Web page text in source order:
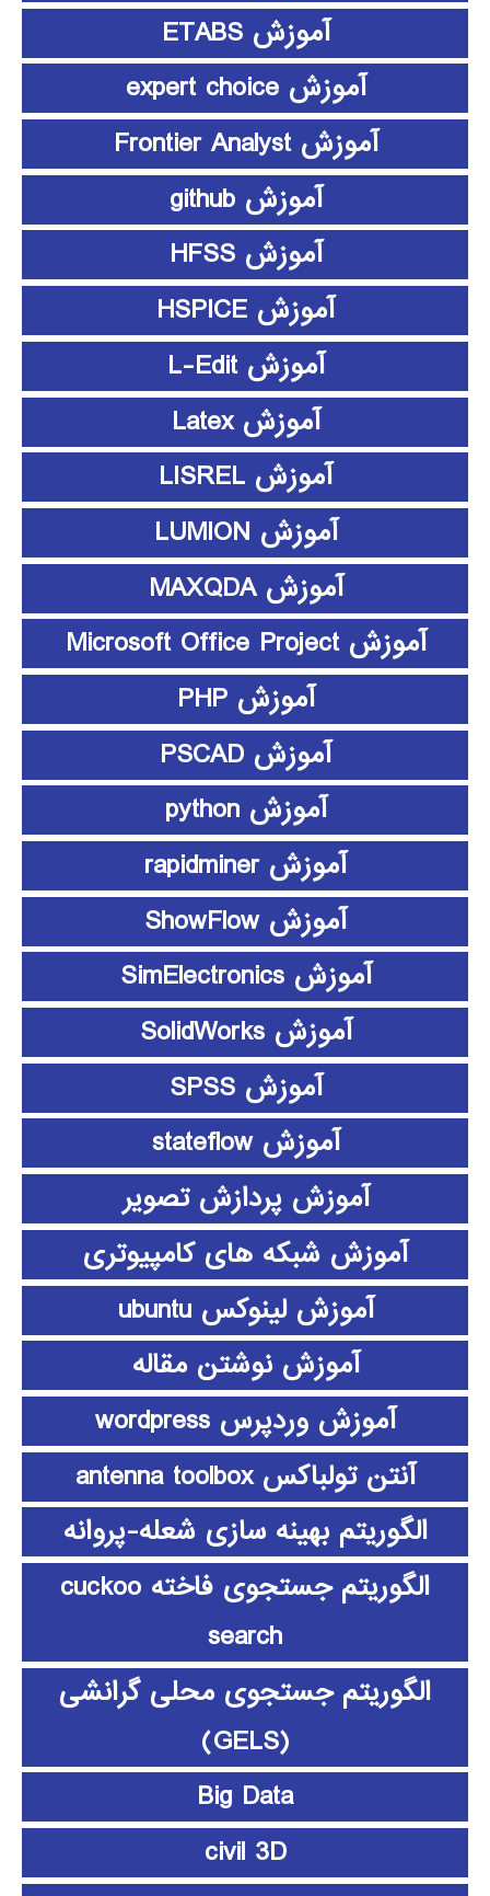
آموزش ETABS
آموزش expert choice
آموزش Frontier Analyst
آموزش github
آموزش HFSS
آموزش HSPICE
آموزش L-Edit
آموزش Latex
آموزش LISREL
آموزش LUMION
آموزش MAXQDA
آموزش Microsoft Office Project
آموزش PHP
آموزش PSCAD
آموزش python
آموزش rapidminer
آموزش ShowFlow
آموزش SimElectronics
آموزش SolidWorks
آموزش SPSS
آموزش stateflow
آموزش پردازش تصویر
آموزش شبکه های کامپیوتری
آموزش لینوکس ubuntu
آموزش نوشتن مقاله
آموزش وردپرس wordpress
آنتن تولباکس antenna toolbox
الگوریتم بهینه سازی شعله-پروانه
الگوریتم جستجوی فاخته cuckoo
search
الگوریتم جستجوی محلی گرانشی
(GELS)
Big Data
civil 3D